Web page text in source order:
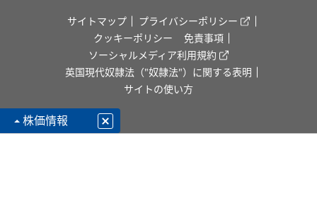
株価情報
サイトマップ
プライバシーポリシー
クッキーポリシー
免責事項
ソーシャルメディア利用規約
英国現代奴隷法（"奴隷法"）に関する表明
サイトの使い方